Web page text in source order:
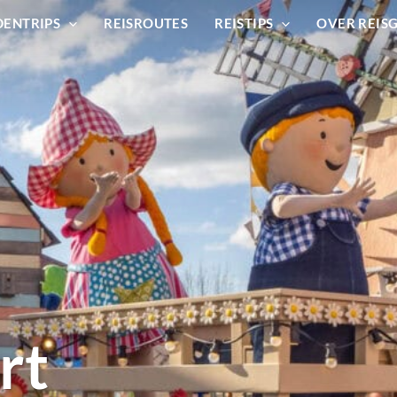
REISROUTES REISTIPS OVER